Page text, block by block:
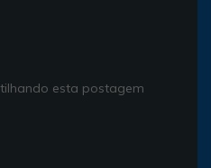
esta postagem